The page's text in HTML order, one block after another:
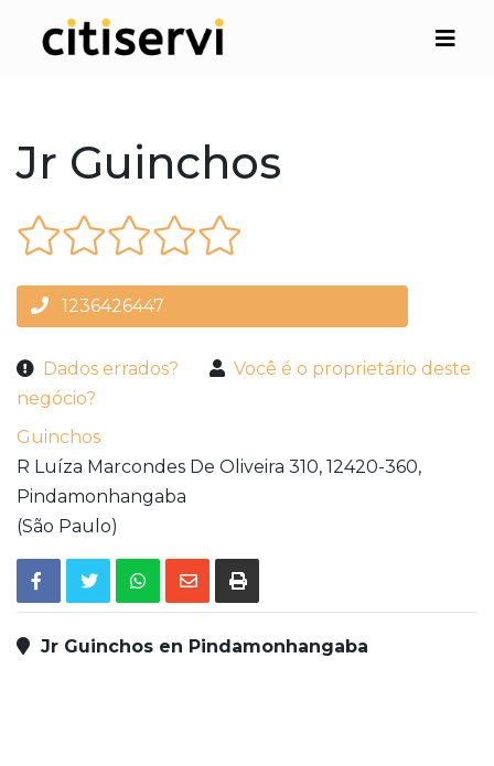
Jr Guinchos
1236426447
Dados errados?
Você é o proprietário deste
negócio?
Guinchos
R Luíza Marcondes De Oliveira 310, 12420-360,
Pindamonhangaba
(São Paulo)
Jr Guinchos en Pindamonhangaba